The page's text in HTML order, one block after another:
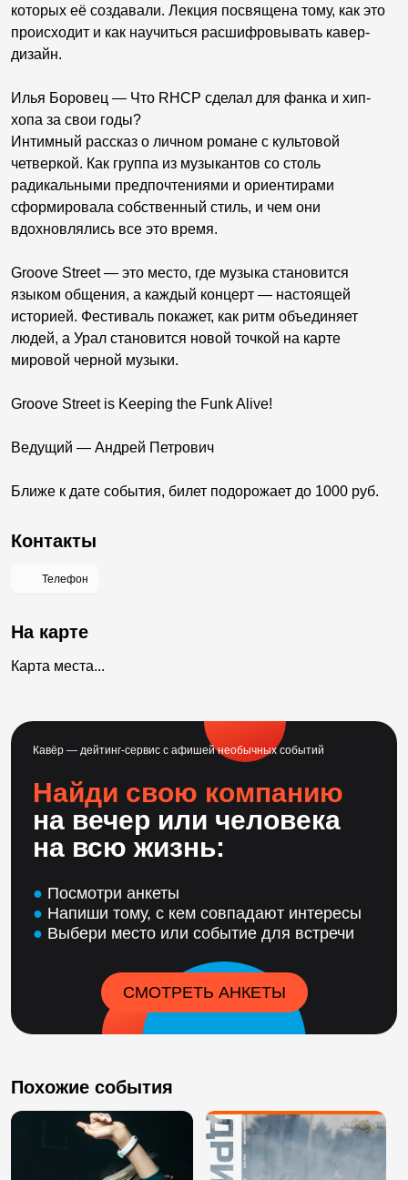
которых её создавали. Лекция посвящена тому, как это
происходит и как научиться расшифровывать кавер-
дизайн.
Илья Боровец — Что RHCP сделал для фанка и хип-
хопа за свои годы?
Интимный рассказ о личном романе с культовой
четверкой. Как группа из музыкантов со столь
радикальными предпочтениями и ориентирами
сформировала собственный стиль, и чем они
вдохновлялись все это время.
Groove Street — это место, где музыка становится
языком общения, а каждый концерт — настоящей
историей. Фестиваль покажет, как ритм объединяет
людей, а Урал становится новой точкой на карте
мировой черной музыки.
Groove Street is Keeping the Funk Alive!
Ведущий — Андрей Петрович
Ближе к дате события, билет подорожает до 1000 руб.
Контакты
Телефон
На карте
Карта места...
Кавёр — дейтинг-сервис с афишей необычных событий
Найди свою компанию
на вечер или человека
на всю жизнь:
● Посмотри анкеты
● Напиши тому, с кем совпадают интересы
● Выбери место или событие для встречи
СМОТРЕТЬ АНКЕТЫ
Похожие события